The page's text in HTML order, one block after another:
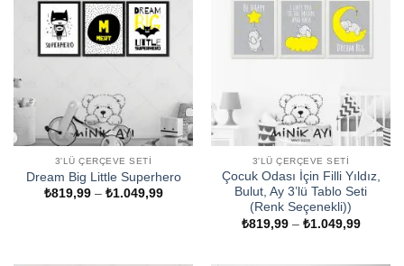
3'LÜ ÇERÇEVE SETI
Dream Big Little Superhero
₺819,99 – ₺1.049,99Fiyat
3'LÜ ÇERÇEVE SETI
Çocuk Odası İçin Filli Yıldız,
Bulut, Ay 3’lü Tablo Seti
(Renk Seçenekli))
₺819,99 – ₺1.049,99Fiyat